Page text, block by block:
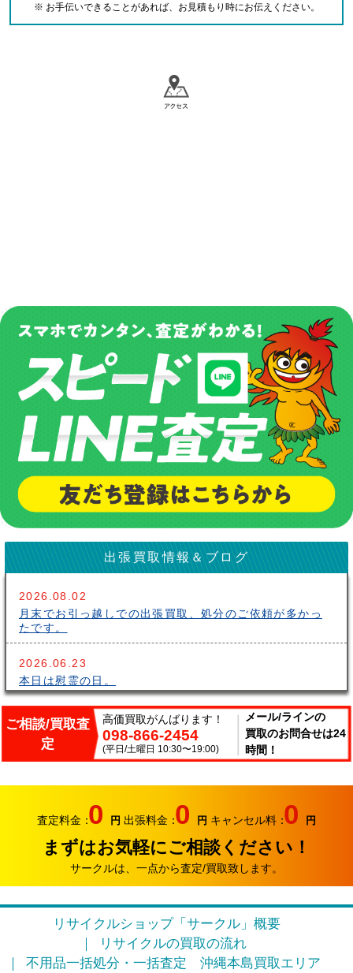
※ お手伝いできることがあれば、お見積もり時にお伝えください。
出張買取情報＆ブログ
2026.08.02
月末でお引っ越しでの出張買取、処分のご依頼が多かっ
たです。
2026.06.23
本日は慰霊の日。
2026.06.14
こんにちはサークルです。梅雨が長いですね～。雨の中
出張買取頑張ってます。
2026.06.07
り強化中です。
2026.05.17
おはようございます。リサイクルカンパニー サークル
2026.04.12
お久しぶりです。リサイクルカンパニー サークルで
ご相談/買取査
定
高価買取がんばります！
098-866-2454
(平日/土曜日 10:30〜19:00)
メール/ラインの
買取のお問合せは24
時間！
査定料金：0 円 出張料金：0 円 キャンセル料：0 円
まずはお気軽にご相談ください！
サークルは、一点から査定/買取致します。
リサイクルショップ「サークル」概要
リサイクルの買取の流れ
不用品一括処分・一括査定
沖縄本島買取エリア